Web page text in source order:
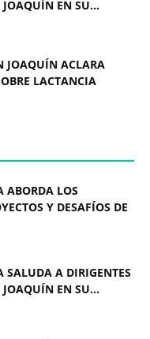
JOAQUÍN EN SU...
JOAQUÍN ACLARA
LACTANCIA
ABORDA LOS
Y DESAFÍOS DE
SALUDA A DIRIGENTES
JOAQUÍN EN SU...